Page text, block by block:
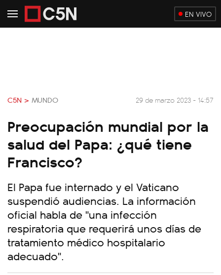
EN VIVO
C5N > MUNDO 29 de marzo 2023 - 14:57
Preocupación mundial por la
salud del Papa: ¿qué tiene
Francisco?
El Papa fue internado y el Vaticano
suspendió audiencias. La información
oficial habla de "una infección
respiratoria que requerirá unos días de
tratamiento médico hospitalario
adecuado".